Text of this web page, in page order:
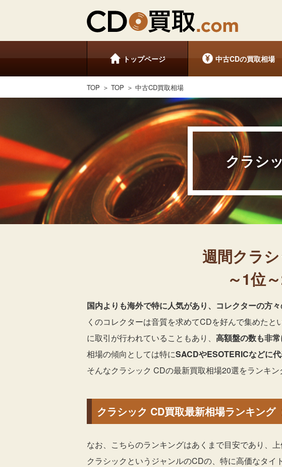
トップページ 中古CDの買取相場
TOP TOP 中古CD買取相場
クラシ
週間クラ
～1位
国内よりも海外で特に人気があり、コレクターの方
くのコレクターは音質を求めてCDを好んで集めたと
に取引が行われていることもあり、 高額盤の数も非常
相場の傾向としては特にSACDやESOTERICなどに
そんなクラシック CDの最新買取相場20選をランキン
クラシック CD買取最新相場ランキング
なお、こちらのランキングはあくまで目安であり、
クラシックというジャンルのCDの、特に高価なタイ